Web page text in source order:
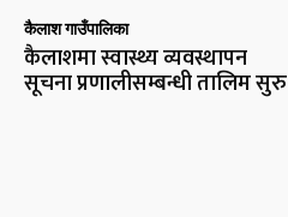
कैलाश गाउँपालिका
कैलाशमा स्वास्थ्य व्यवस्थापन
सूचना प्रणालीसम्बन्धी तालिम सुरु